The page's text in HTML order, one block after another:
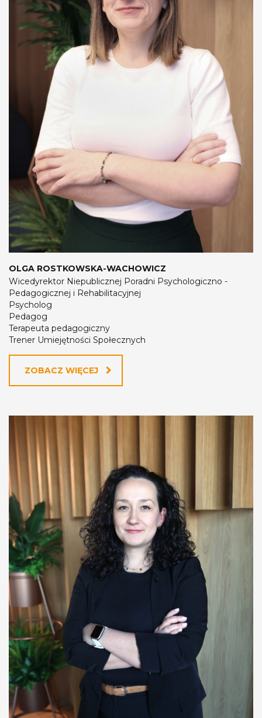
OLGA ROSTKOWSKA-WACHOWICZ
Wicedyrektor Niepublicznej Poradni Psychologiczno -
Pedagogicznej i Rehabilitacyjnej
Psycholog
Pedagog
Terapeuta pedagogiczny
Trener Umiejętności Społecznych
ZOBACZ WIĘCEJ